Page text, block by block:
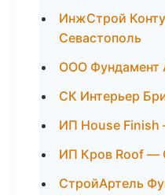
ИнжСтрой
Севастополь
ООО Фундамент
СК Интерьер
ИП House Finish
ИП Кров Roof —
СтройАртель